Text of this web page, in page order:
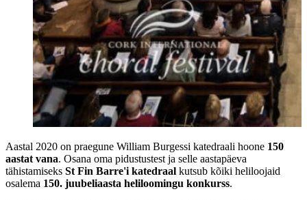
Aastal 2020 on praegune William Burgessi katedraali hoone 150
aastat vana. Osana oma pidustustest ja selle aastapäeva
tähistamiseks St Fin Barre'i katedraal kutsub kõiki heliloojaid
osalema 150. juubeliaasta heliloomingu konkurss.